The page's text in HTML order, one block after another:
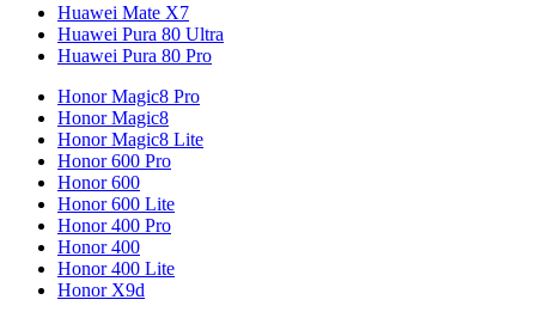
Huawei Mate X7
Huawei Pura 80 Ultra
Huawei Pura 80 Pro
Honor Magic8 Pro
Honor Magic8
Honor Magic8 Lite
Honor 600 Pro
Honor 600
Honor 600 Lite
Honor 400 Pro
Honor 400
Honor 400 Lite
Honor X9d